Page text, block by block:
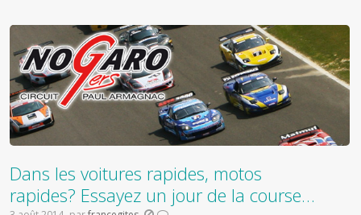
Dans les voitures rapides, motos
rapides? Essayez un jour de la course…